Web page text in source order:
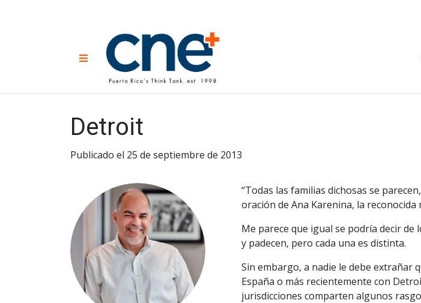
Una Nueva
Detroit
Publicado el 25 de septiembre de 2013
“Todas las familias dichosas se
oración de Ana Karenina, la
Me parece que igual se podría decir
y padecen, pero cada una es distinta.
Sin embargo, a nadie le debe extrañar
España o más recientemente con
jurisdicciones comparten algunos